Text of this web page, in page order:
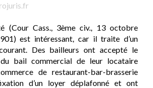
(Cour Cass., 3ème civ., 13 octobre
est intéressant, car il traite d’un
Des bailleurs ont accepté le
du bail commercial de leur locataire
de restaurant-bar-brasserie
d’un loyer déplafonné et ont